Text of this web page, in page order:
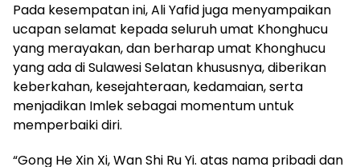
Pada kesempatan ini, Ali Yafid juga menyampaikan
ucapan selamat kepada seluruh umat Khonghucu
yang merayakan, dan berharap umat Khonghucu
yang ada di Sulawesi Selatan khususnya, diberikan
keberkahan, kesejahteraan, kedamaian, serta
menjadikan Imlek sebagai momentum untuk
memperbaiki diri.
“Gong He Xin Xi, Wan Shi Ru Yi. atas nama pribadi dan